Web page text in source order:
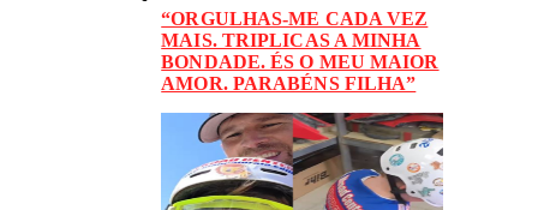
“ORGULHAS-ME CADA VEZ
MAIS. TRIPLICAS A MINHA
BONDADE. ÉS O MEU MAIOR
AMOR. PARABÉNS FILHA”